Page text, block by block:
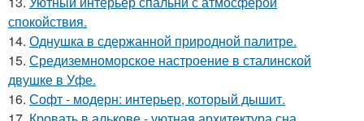
спокойствия.
14. Однушка в сдержанной природной палитре.
15. Средиземноморское настроение в сталинской
двушке в Уфе.
16. Софт - модерн: интерьер, который дышит.